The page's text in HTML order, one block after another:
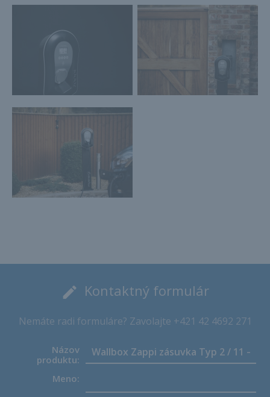
Kontaktný formulár
Nemáte radi formuláre? Zavolajte +421 42 4692 271
Názov
produktu:
Meno: